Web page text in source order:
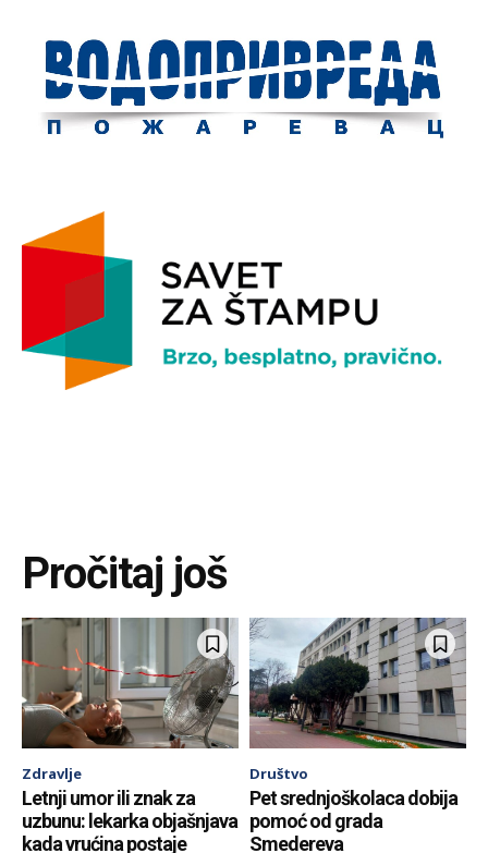
Pročitaj još
Zdravlje
Letnji umor ili znak za
uzbunu: lekarka objašnjava
kada vrućina postaje
Društvo
Pet srednjoškolaca dobija
pomoć od grada
Smedereva